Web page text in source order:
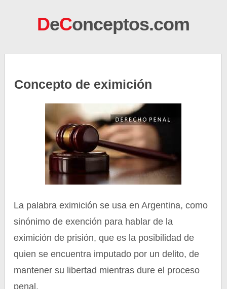
DeConceptos.com
Concepto de eximición
La palabra eximición se usa en Argentina, como
sinónimo de exención para hablar de la
eximición de prisión, que es la posibilidad de
quien se encuentra imputado por un delito, de
mantener su libertad mientras dure el proceso
penal.